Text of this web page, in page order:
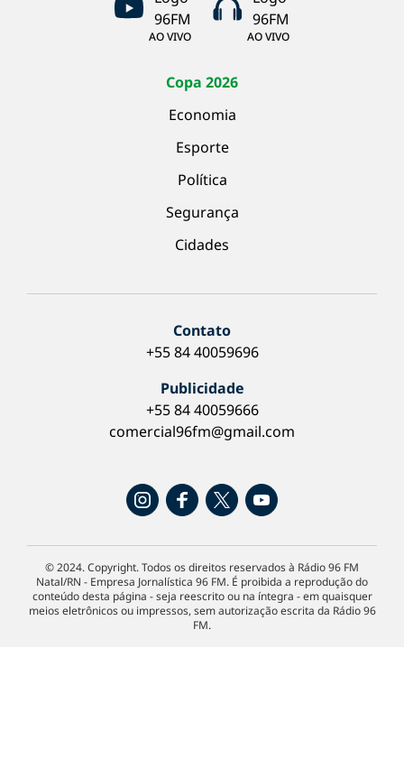
AO VIVO AO VIVO
Copa 2026
Economia
Esporte
Política
Segurança
Cidades
Contato
+55 84 40059696
Publicidade
+55 84 40059666
comercial96fm@gmail.com
© 2024. Copyright. Todos os direitos reservados à Rádio 96 FM
Natal/RN - Empresa Jornalística 96 FM. É proibida a reprodução do
conteúdo desta página - seja reescrito ou na íntegra - em quaisquer
meios eletrônicos ou impressos, sem autorização escrita da Rádio 96
FM.